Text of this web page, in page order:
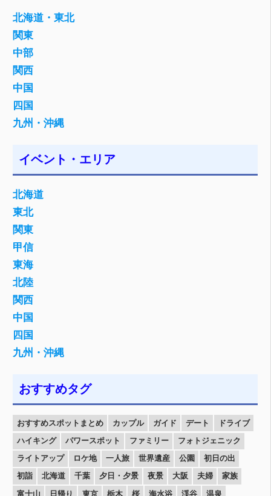
北海道・東北
関東
中部
関西
中国
四国
九州・沖縄
イベント・エリア
北海道
東北
関東
甲信
東海
北陸
関西
中国
四国
九州・沖縄
おすすめタグ
おすすめスポットまとめ カップル ガイド デート
ドライブ
ハイキング
パワースポット ファミリー
フォトジェニック
ライトアップ
ロケ地 一人旅 世界遺産 公園
初日の出
初詣
北海道 千葉 夕日・夕景 夜景 大阪 夫婦
家族
富士山
日帰り 東京 栃木 桜 海水浴 渓谷 温泉